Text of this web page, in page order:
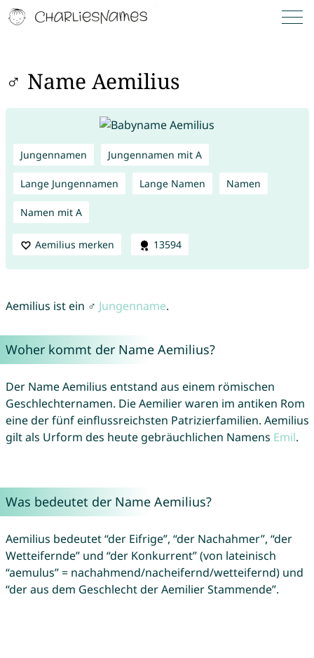
♂ Name Aemilius
Jungennamen Jungennamen mit A
Lange Jungennamen Lange Namen Namen
Namen mit A
Aemilius merken 13594
Aemilius ist ein ♂ Jungenname.
Woher kommt der Name Aemilius?
Der Name Aemilius entstand aus einem römischen
Geschlechternamen. Die Aemilier waren im antiken Rom
eine der fünf einflussreichsten Patrizierfamilien. Aemilius
gilt als Urform des heute gebräuchlichen Namens Emil.
Was bedeutet der Name Aemilius?
Aemilius bedeutet “der Eifrige”, “der Nachahmer”, “der
Wetteifernde” und “der Konkurrent” (von lateinisch
“aemulus” = nachahmend/nacheifernd/wetteifernd) und
“der aus dem Geschlecht der Aemilier Stammende”.